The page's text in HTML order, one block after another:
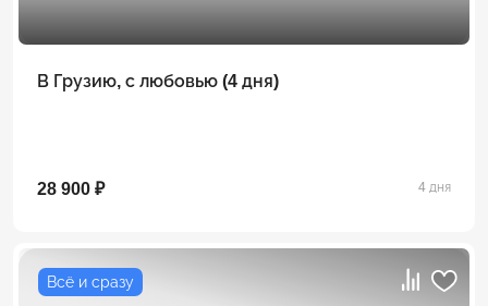
В Грузию, с любовью (4 дня)
28 900 ₽ 4 дня
Всё и сразу